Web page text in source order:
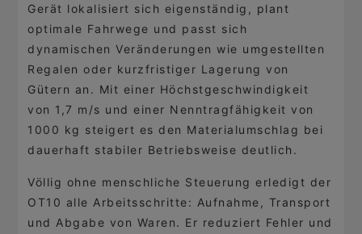
Gerät lokalisiert sich eigenständig, plant
optimale Fahrwege und passt sich
dynamischen Veränderungen wie umgestellten
Regalen oder kurzfristiger Lagerung von
Gütern an. Mit einer Höchstgeschwindigkeit
von 1,7 m/s und einer Nenntragfähigkeit von
1000 kg steigert es den Materialumschlag bei
dauerhaft stabiler Betriebsweise deutlich.
Völlig ohne menschliche Steuerung erledigt der
OT10 alle Arbeitsschritte: Aufnahme, Transport
und Abgabe von Waren. Er reduziert Fehler und